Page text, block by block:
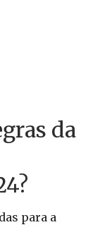
da
para a